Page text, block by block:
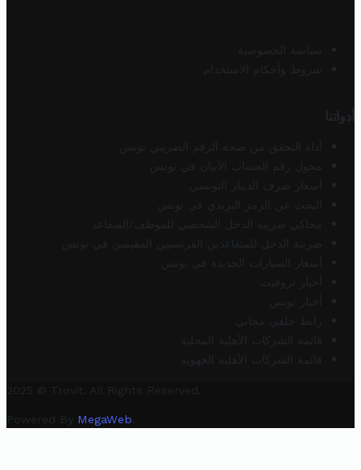
سياسة الخصوصية
شروط وأحكام الاستخدام
أدواتنا
أداة التحقق من صحة الرقم الضريبي تونس
محول رقم الحساب الآيبان في تونس
أسعار صرف الدينار التونسي
البحث عن الرمز البريدي في تونس
محاكي ضريبة الدخل الشخصي للموظف/المتقاعد
ضريبة الدخل للمتقاعدين الفرنسيين المقيمين في تونس
أسعار السيارات الجديدة في تونس
أخبار تروفيت
أخبار تونس
رابط خلفي مجاني
قائمة الشركات الأهلية المحلية
قائمة الشركات الأهلية الجهوية
2025 © Trovit. All Rights Reserved.
Powered By MegaWeb